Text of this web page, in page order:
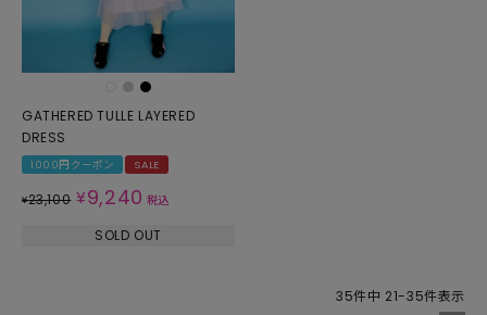
GATHERED TULLE LAYERED
DRESS
1000円クーポン SALE
¥23,100 ¥9,240 税込
SOLD OUT
35件中 21-35件表示